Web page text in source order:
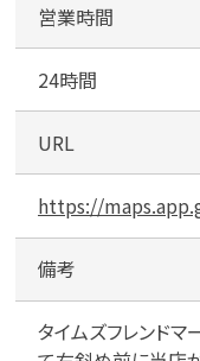
営業時間
24時間
URL
https://
備考
タイムズフレンド